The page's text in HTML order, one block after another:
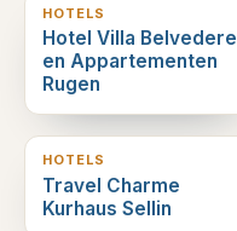
HOTELS
Hotel Villa Belvedere
en Appartementen
Rugen
0 km verderop
HOTELS
Travel Charme
Kurhaus Sellin